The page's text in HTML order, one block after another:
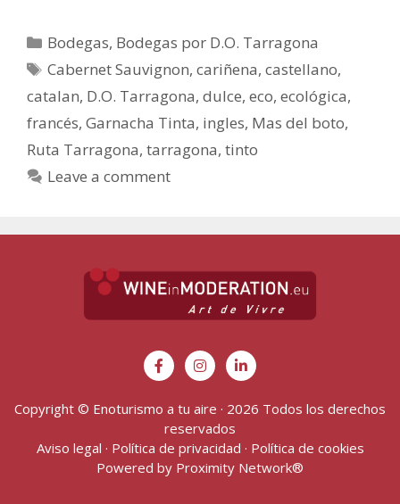
Bodegas, Bodegas por D.O. Tarragona
Cabernet Sauvignon,cariñena,castellano,
catalan, D.O. Tarragona, dulce, eco, ecológica,
francés, Garnacha Tinta, ingles, Mas del boto,
Ruta Tarragona, tarragona, tinto
Leave a comment
Copyright © Enoturismo a tu aire · 2026 Todos los derechos
reservados
Aviso legal · Política de privacidad · Política de cookies
Powered by Proximity Network®